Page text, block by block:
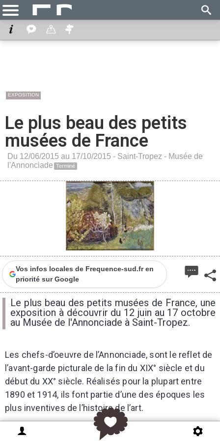
EXPOSITION
Le plus beau des petits
musées de France
Du 12/06/2015 au 17/10/2015 - Saint-Tropez - Musée de
l'Annonciade Terminé
Vos infos locales de Frequence-sud.fr en
priorité sur Google
Le plus beau des petits musées de France, une
exposition à découvrir du 12 juin au 17 octobre
au Musée de l'Annonciade à Saint-Tropez.
Les chefs-d’oeuvre de l’Annonciade, sont le reflet de
l’avant-garde picturale de la fin du XIX° siècle et du
début du XX° siècle. Réalisés pour la plupart entre
1890 et 1914, ils font partie d’une des époques les
plus inventives de l’histoire de l’art.
En 1955, la présentation de Georges Grammont était